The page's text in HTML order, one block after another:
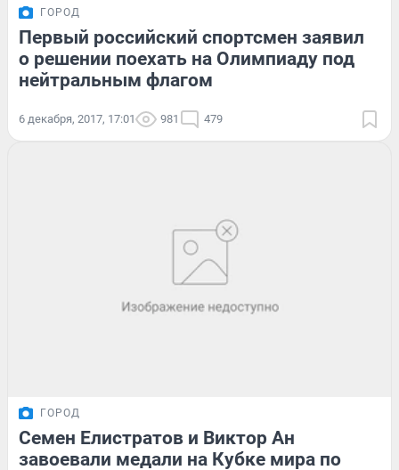
ГОРОД
Первый российский спортсмен заявил
о решении поехать на Олимпиаду под
нейтральным флагом
6 декабря, 2017, 17:01 981 479
ГОРОД
Семен Елистратов и Виктор Ан
завоевали медали на Кубке мира по